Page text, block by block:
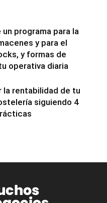
programa para la
y para el
y formas de
operativa diaria
la rentabilidad de tu
siguiendo 4